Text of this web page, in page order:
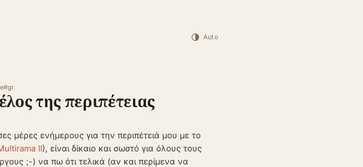
Auto
#gr
της περιπέτειας
μέρες ενήμερους για την περιπέτειά μου με το
II), είναι δίκαιο και σωστό για όλους τους
;-) να πω ότι τελικά (αν και περίμενα να